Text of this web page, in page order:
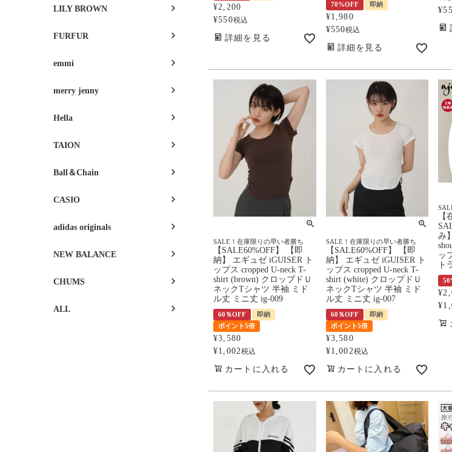
LILY BROWN
FURFUR
emmi
merry jenny
Hella
TAION
Ball＆Chain
CASIO
adidas originals
NEW BALANCE
CHUMS
ALL
¥2,200
¥550税込
詳細を見る
70%OFF 即納
¥1,980
¥550税込
詳細を見る
¥
SALE！在庫限りの早い者勝ち
【SALE60%OFF】 【即
納】 エギュゼ iGUISER ト
ップス cropped U-neck T-
shirt (brown) クロップドＵ
ネックTシャツ 半袖 ミド
ル丈 ミニ丈 ig-009
60％OFF
即納
ポイント5倍
¥3,580
¥1,002税込
カートに入れる
SALE！在庫限りの早い者勝ち
【SALE60%OFF】 【即
納】 エギュゼ iGUISER ト
ップス cropped U-neck T-
shirt (white) クロップドＵ
ネックTシャツ 半袖 ミド
ル丈 ミニ丈 ig-007
60％OFF
即納
ポイント5倍
¥3,580
¥1,002税込
カートに入れる
【
み
ッ
ト
¥
¥